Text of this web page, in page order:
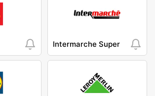
Intermarche Super